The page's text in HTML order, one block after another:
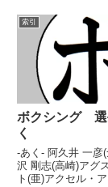
索引
ボクシング
く
-あく- 阿久井 一彦
沢 剛志(高崎)アグ
ト(亜)アクセル・